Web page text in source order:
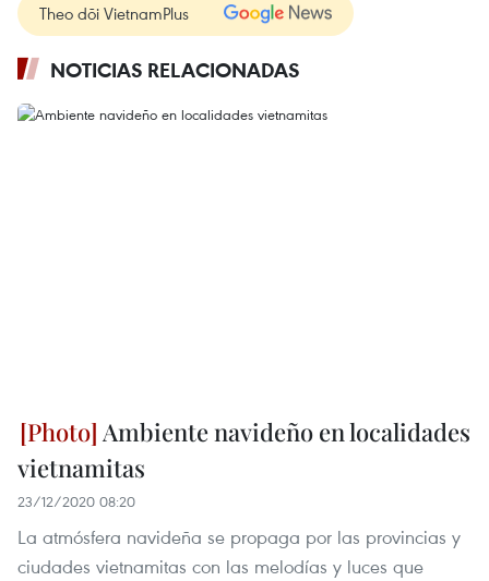
Theo dõi VietnamPlus
NOTICIAS RELACIONADAS
Ambiente navideño en localidades
vietnamitas
23/12/2020 08:20
La atmósfera navideña se propaga por las provincias y
ciudades vietnamitas con las melodías y luces que